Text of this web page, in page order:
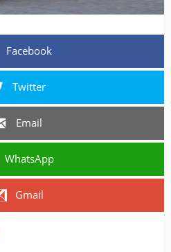
Facebook
Twitter
Email
WhatsApp
Gmail